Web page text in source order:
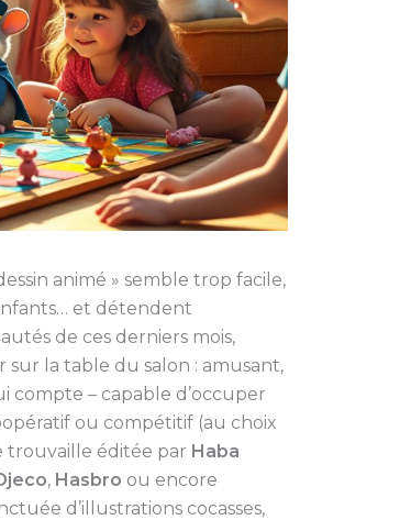
animé » semble trop facile,
et détendent
de ces derniers mois,
sur la table du salon : amusant,
compte – capable d’occuper
ou compétitif (au choix
trouvaille éditée par Haba
, Hasbro ou encore
d’illustrations cocasses,